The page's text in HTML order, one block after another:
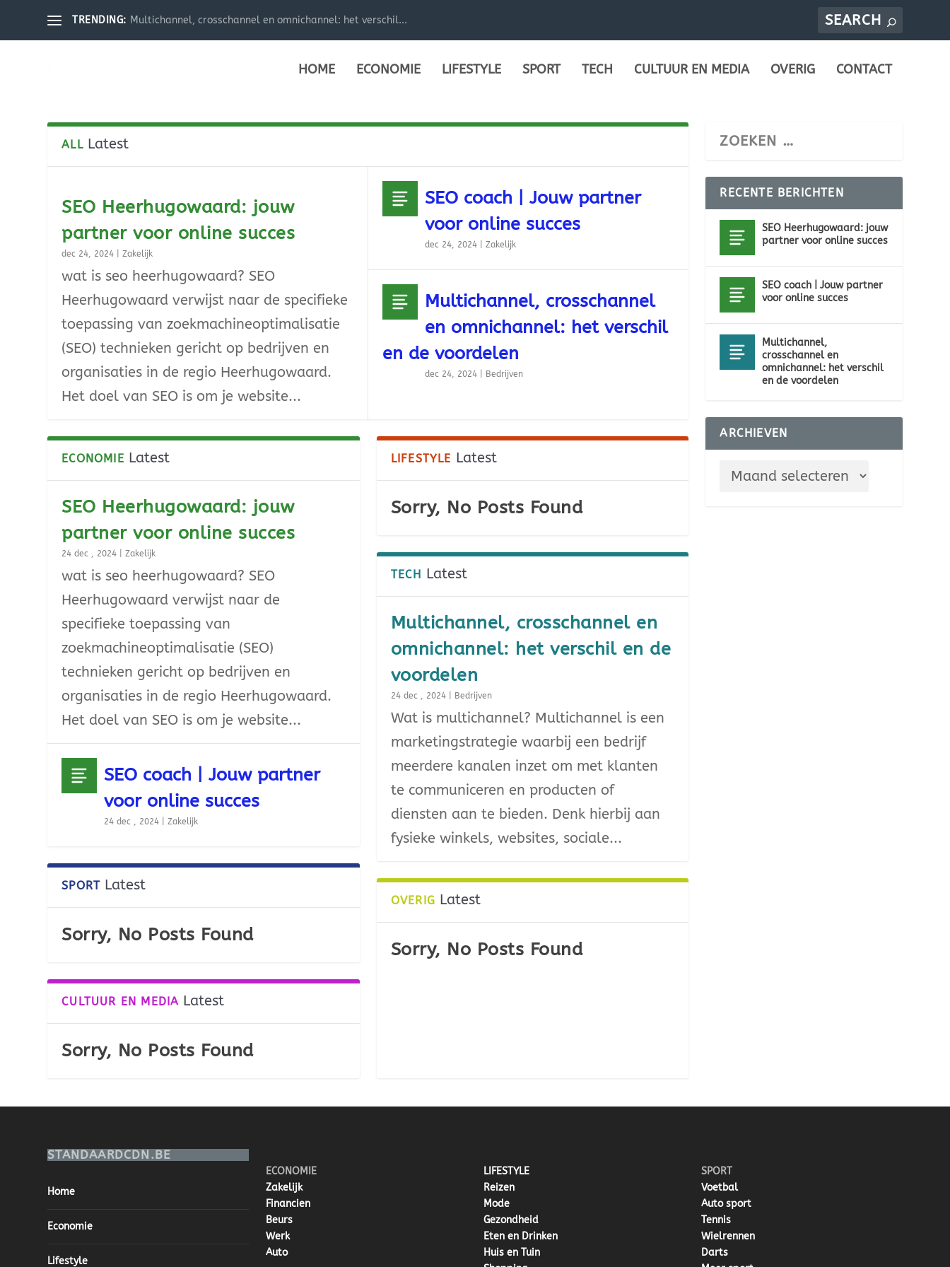
TRENDING: Multichannel, crosschannel en omnichannel: het verschil...
HOME ECONOMIE LIFESTYLE SPORT TECH CULTUUR EN MEDIA OVERIG CONTACT
ALL Latest
SEO Heerhugowaard: jouw
partner voor online succes
dec 24, 2024 |Zakelijk
wat is seo heerhugowaard? SEO
Heerhugowaard verwijst naar de specifieke
toepassing van zoekmachineoptimalisatie
(SEO) technieken gericht op bedrijven en
organisaties in de regio Heerhugowaard.
Het doel van SEO is om je website...
SEO coach | Jouw partner
voor online succes
dec 24, 2024| Zakelijk
Multichannel, crosschannel
en omnichannel: het verschil
en de voordelen
dec 24, 2024| Bedrijven
ECONOMIE Latest
SEO Heerhugowaard: jouw
partner voor online succes
24 dec , 2024 |Zakelijk
wat is seo heerhugowaard? SEO
Heerhugowaard verwijst naar de
specifieke toepassing van
zoekmachineoptimalisatie (SEO)
technieken gericht op bedrijven en
organisaties in de regio Heerhugowaard.
Het doel van SEO is om je website...
SEO coach | Jouw partner
voor online succes
24 dec , 2024 |Zakelijk
SPORT Latest
Sorry, No Posts Found
CULTUUR EN MEDIA Latest
Sorry, No Posts Found
LIFESTYLE Latest
Sorry, No Posts Found
TECH Latest
Multichannel, crosschannel en
omnichannel: het verschil en de
voordelen
24 dec , 2024| Bedrijven
Wat is multichannel? Multichannel is een
marketingstrategie waarbij een bedrijf
meerdere kanalen inzet om met klanten
te communiceren en producten of
diensten aan te bieden. Denk hierbij aan
fysieke winkels, websites, sociale...
OVERIG Latest
Sorry, No Posts Found
RECENTE BERICHTEN
SEO Heerhugowaard: jouw
partner voor online succes
SEO coach | Jouw partner
voor online succes
Multichannel,
crosschannel en
omnichannel: het verschil
en de voordelen
ARCHIEVEN
STANDAARDCDN.BE
Home
Economie
Lifestyle
ECONOMIE
Zakelijk
Financien
Beurs
Werk
Auto
LIFESTYLE
Reizen
Mode
Gezondheid
Eten en Drinken
Huis en Tuin
SPORT
Voetbal
Auto sport
Tennis
Wielrennen
Darts